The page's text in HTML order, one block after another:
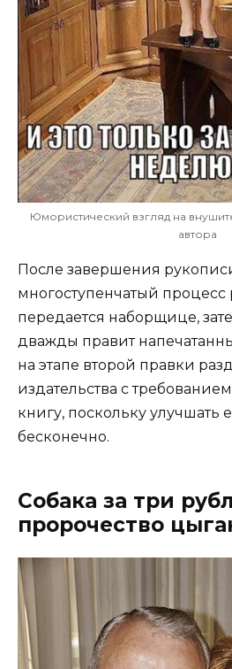
Юмористический взгляд на
автора
После завершения
многоступенчатый процесс
передается наборщице,
дважды правит
на этапе второй правки
издательства с
книгу, поскольку улучшать
бесконечно.
Собака за три
пророчество